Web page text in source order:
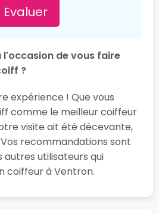
Evaluer
l'occasion de vous faire
?
expérience ! Que vous
comme le meilleur coiffeur
visite ait été décevante,
recommandations sont
autres utilisateurs qui
coiffeur à Ventron.